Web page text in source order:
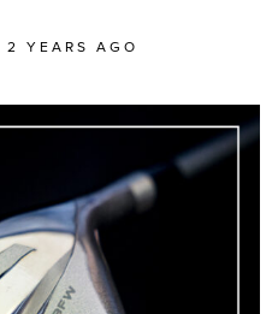
2 YEARS AGO